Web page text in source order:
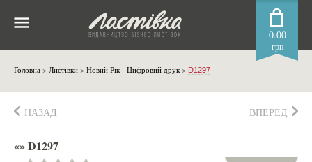
0.00
грн
Головна > Листівки > Новий Рік - Цифровий друк> D1297
НАЗАД ВПЕРЕД
«» D1297